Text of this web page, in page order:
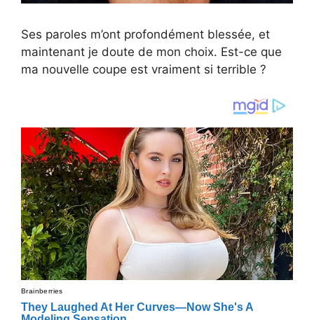
Ses paroles m’ont profondément blessée, et
maintenant je doute de mon choix. Est-ce que
ma nouvelle coupe est vraiment si terrible ?